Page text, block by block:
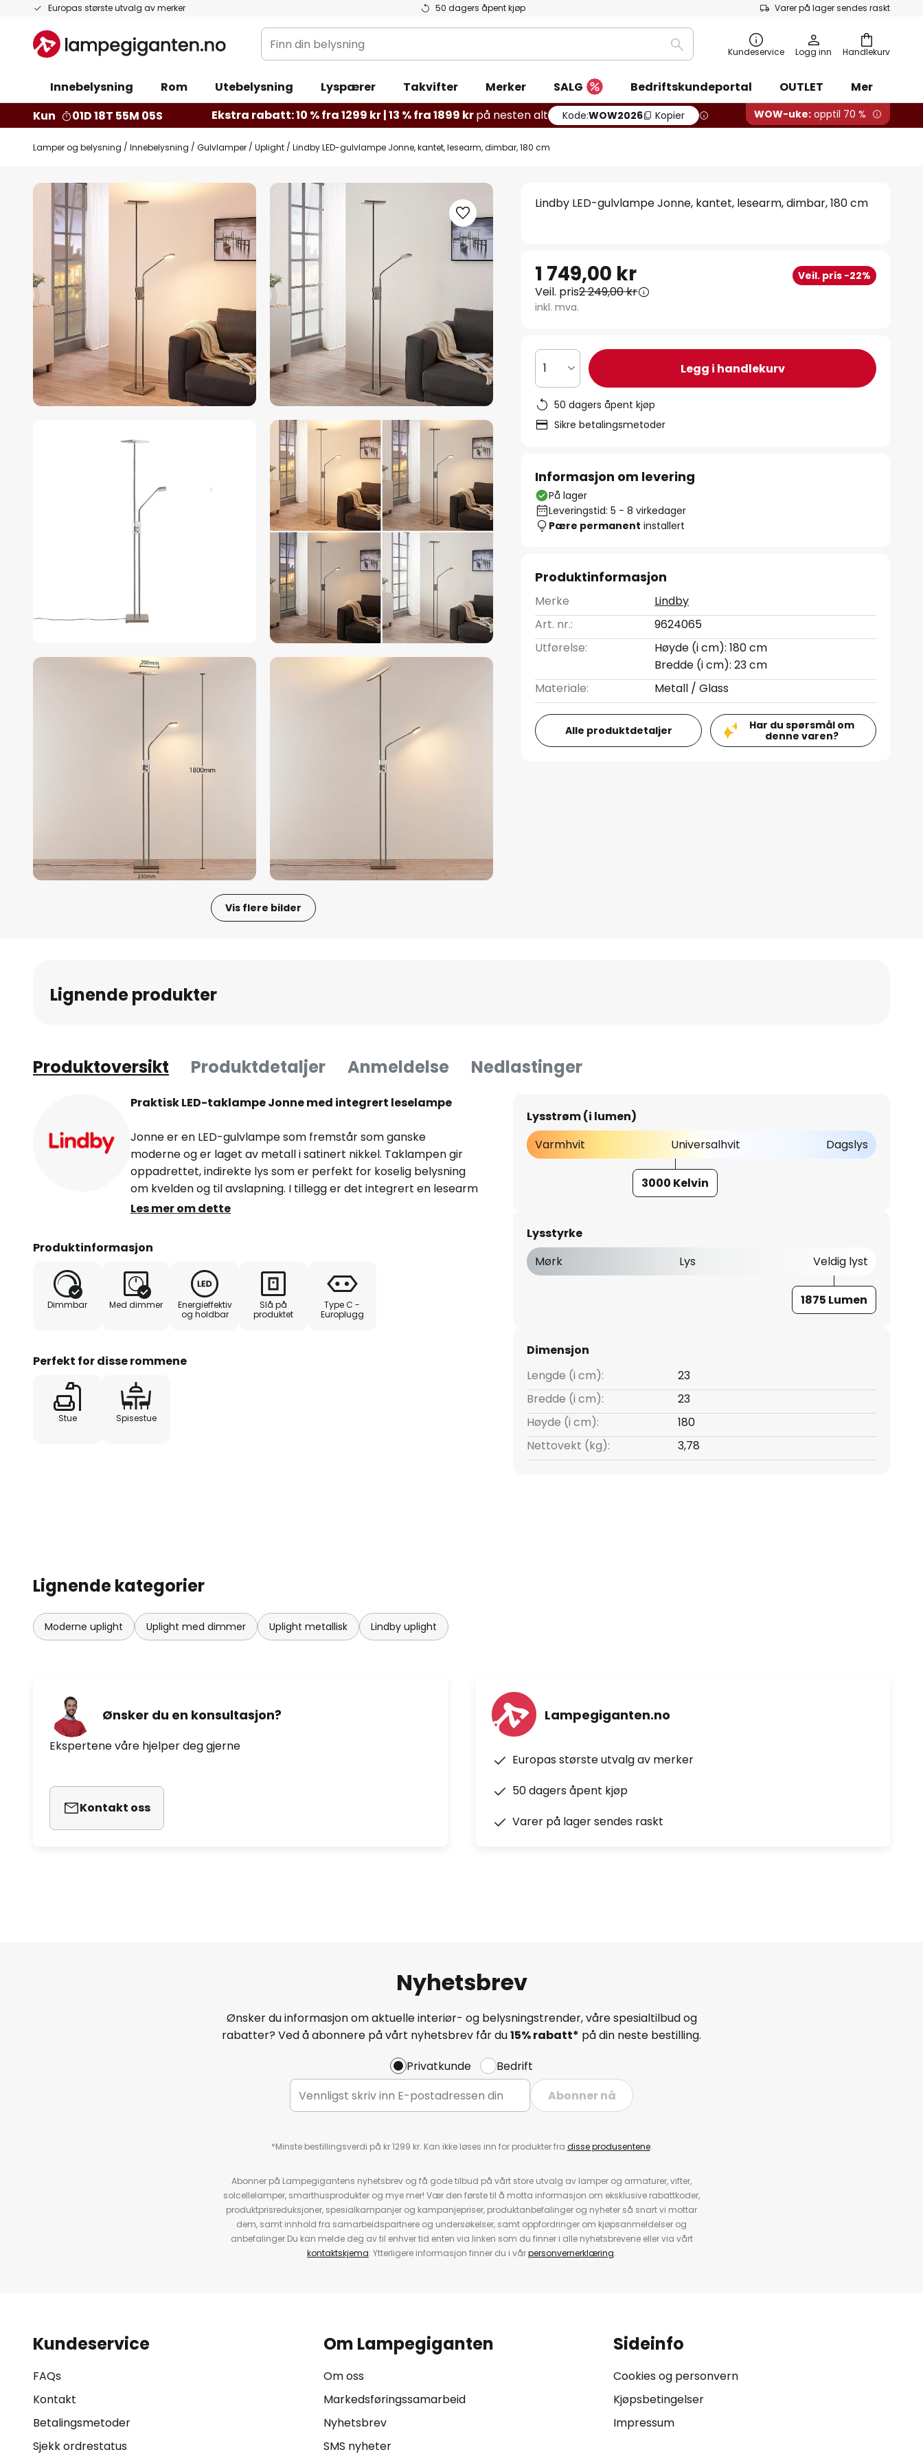
Europas største utvalg av merker 50 dagers åpent kjøp Varer på lager sendes raskt
Hopp
innhold
Handlekurv
Finn
din
Søk Kundeservice Logg inn
Innebelysning Rom Utebelysning Lyspærer Takvifter Merker SALG Bedriftskundeportal OUTLET
Mer
Kun
01D 18T 55M 04S Ekstra rabatt: 10 % fra 1299 kr | 13 % fra 1899 krpå nesten alt Kode:WOW2026 Kopier WOW-uke: opptil 70 %
Lamper og belysning Innebelysning Gulvlamper Uplight Lindby LED-gulvlampe Jonne, kantet, lesearm, dimbar, 180 cm
Gå
slutten
bildegalleri
Vis flere bilder
bildegalleri
Lindby LED-gulvlampe Jonne, kantet, lesearm, dimbar, 180 cm
1 749,00 kr Veil. pris -22%
Veil. pris2 249,00 kr
inkl. mva.
1 Legg i handlekurv
50 dagers åpent kjøp
Sikre betalingsmetoder
Informasjon om levering
På lager
Leveringstid: 5 - 8 virkedager
Pære permanent installert
Produktinformasjon
Merke
Lindby
Art. nr.:
9624065
Utførelse:
Høyde (i cm): 180 cm
Bredde (i cm): 23 cm
Materiale:
Metall / Glass
Alle produktdetaljer
Har du spørsmål om
denne varen?
Lignende produkter
Produktoversikt Produktdetaljer Anmeldelse Nedlastinger
Praktisk LED-taklampe Jonne med integrert leselampe
Jonne er en LED-gulvlampe som fremstår som ganske
moderne og er laget av metall i satinert nikkel. Taklampen gir
oppadrettet, indirekte lys som er perfekt for koselig belysning
om kvelden og til avslapning. I tillegg er det integrert en lesearm
som kan justeres etter behov, slik at man får optimal lysretning
er firkantet, noe som gir et svært moderne uttrykk.
Leselampen kan slås av og på, og LED-uplighten er dimbar.
Begge bryterne er plassert på midten av stativet for enkel
betjening.
Les mer om dette
Produktinformasjon
Dimmbar Med dimmer
Energieffektiv
og holdbar
Slå på
produktet
Type C -
Europlugg
Perfekt for disse rommene
Stue Spisestue
Lysstrøm (i lumen)
Varmhvit
Universalhvit Dagslys
3000 Kelvin
Lysstyrke
Mørk
Lys Veldig lyst
1875 Lumen
Dimensjon
Lengde (i cm):
23
Bredde (i cm):
23
Høyde (i cm):
180
Nettovekt (kg):
3,78
Lignende kategorier
Moderne uplight Uplight med dimmer Uplight metallisk Lindby uplight
Ønsker du en konsultasjon?
Ekspertene våre hjelper deg gjerne
Kontakt oss
Lampegiganten.no
Europas største utvalg av merker
50 dagers åpent kjøp
Varer på lager sendes raskt
Nyhetsbrev
Ønsker du informasjon om aktuelle interiør- og belysningstrender, våre spesialtilbud og
rabatter? Ved å abonnere på vårt nyhetsbrev får du15% rabatt* på din neste bestilling.
Privatkunde
Bedrift
Abonner nå
*Minste bestillingsverdi på kr 1299 kr. Kan ikke løses inn for produkter fra disse produsentene.
Abonner på Lampegigantens nyhetsbrev og få gode tilbud på vårt store utvalg av lamper og armaturer, vifter,
solcellelamper, smarthusprodukter og mye mer! Vær den første til å motta informasjon om eksklusive rabattkoder,
produktprisreduksjoner, spesialkampanjer og kampanjepriser, produktanbefalinger og nyheter så snart vi mottar
dem, samt innhold fra samarbeidspartnere og undersøkelser, samt oppfordringer om kjøpsanmeldelser og
anbefalinger.Du kan melde deg av til enhver tid enten via linken som du finner i alle nyhetsbrevene eller via vårt
kontaktskjema. Ytterligere informasjon finner du i vårpersonvernerklæring.
Kundeservice
FAQs
Kontakt
Betalingsmetoder
Sjekk ordrestatus
Om Lampegiganten
Om oss
Markedsføringssamarbeid
Nyhetsbrev
SMS nyheter
Sideinfo
Cookies og personvern
Kjøpsbetingelser
Impressum